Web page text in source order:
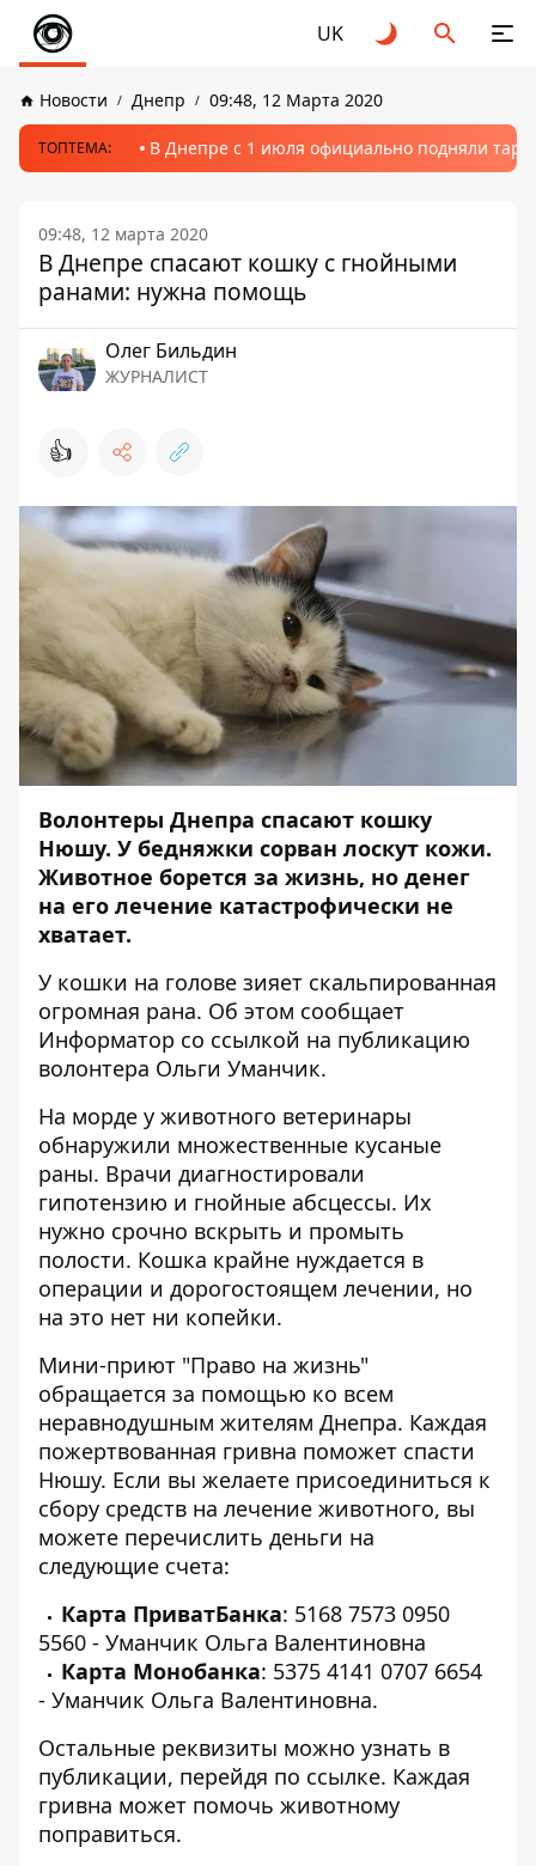
UK
Новости Днепр 09:48, 12 Марта 2020
ТОПТЕМА: В Днепре с 1 июля официально подняли
09:48, 12 марта 2020
В Днепре спасают кошку с гнойными
ранами: нужна помощь
Олег Бильдин
ЖУРНАЛИСТ
👍
Волонтеры Днепра спасают кошку
Нюшу. У бедняжки сорван лоскут кожи.
Животное борется за жизнь, но денег
на его лечение катастрофически не
хватает.
У кошки на голове зияет скальпированная
огромная рана. Об этом сообщает
Информатор со ссылкой на публикацию
волонтера Ольги Уманчик.
На морде у животного ветеринары
обнаружили множественные кусаные
раны. Врачи диагностировали
гипотензию и гнойные абсцессы. Их
нужно срочно вскрыть и промыть
полости. Кошка крайне нуждается в
операции и дорогостоящем лечении, но
на это нет ни копейки.
Мини-приют "Право на жизнь"
обращается за помощью ко всем
неравнодушным жителям Днепра. Каждая
пожертвованная гривна поможет спасти
Нюшу. Если вы желаете присоединиться к
сбору средств на лечение животного, вы
можете перечислить деньги на
следующие счета:
Карта ПриватБанка: 5168 7573 0950
5560 - Уманчик Ольга Валентиновна
Карта Монобанка: 5375 4141 0707 6654
- Уманчик Ольга Валентиновна.
Остальные реквизиты можно узнать в
публикации, перейдя по ссылке. Каждая
гривна может помочь животному
поправиться.